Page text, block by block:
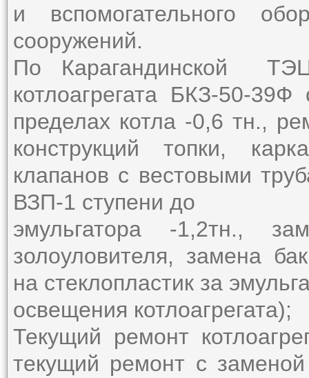
и вспомогательного
сооружений.
По Карагандинской
котлоагрегата БКЗ-50-
пределах котла -0,6 тн.,
конструкций топки,
клапанов с вестовыми
ВЗП-1 ступени до
эмульгатора -1,2тн.,
золоуловителя, замена
на стеклопластик за
освещения котлоагрегата);
Текущий ремонт
текущий ремонт с заменой